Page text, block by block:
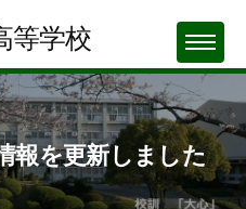
等学校 MENU
報を更新しました